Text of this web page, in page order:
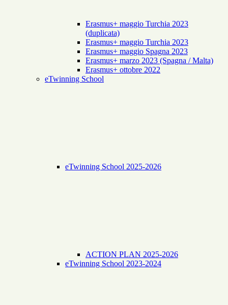
Erasmus+ maggio Turchia 2023
(duplicata)
Erasmus+ maggio Turchia 2023
Erasmus+ maggio Spagna 2023
Erasmus+ marzo 2023 (Spagna / Malta)
Erasmus+ ottobre 2022
eTwinning School
eTwinning School 2025-2026
ACTION PLAN 2025-2026
eTwinning School 2023-2024